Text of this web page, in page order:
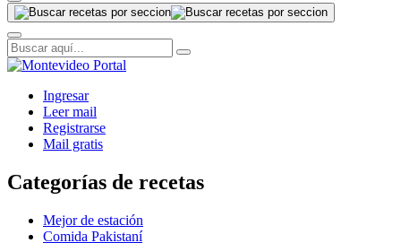
Ingresar
Leer mail
Registrarse
Mail gratis
Categorías de recetas
Mejor de estación
Comida Pakistaní